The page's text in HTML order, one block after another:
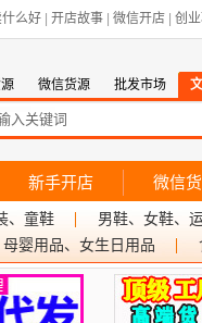
么好 开店故事 微信开店 创业
微信货源 批发市场
新手开店 微信
、童鞋 男鞋、女鞋、
母婴用品、女生日用品